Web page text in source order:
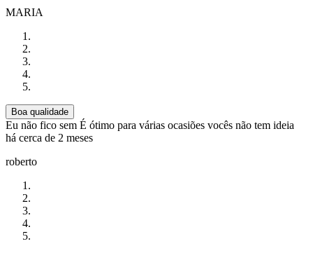
MARIA
Boa qualidade
Eu não fico sem É ótimo para várias ocasiões vocês não tem ideia
há cerca de 2 meses
roberto